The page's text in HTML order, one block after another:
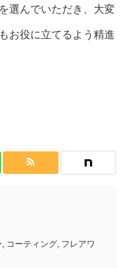
選んでいただき、大変
お役に立てるよう精進
, コーティング, フレアワ